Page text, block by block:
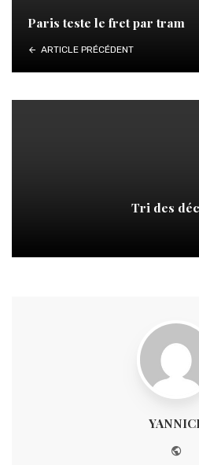
Paris teste le fret par tram
ARTICLE PRÉCÉDENT
Tri des